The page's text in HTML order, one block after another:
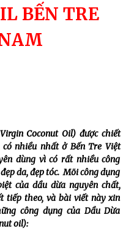
BẾN TRE
Coconut Oil) được chiết
nhiều nhất ở Bến Tre Việt
dùng vì có rất nhiều công
da, đẹp tóc. Mõi công dụng
của dầu dừa nguyên chất,
tiếp theo, và bài viết này xin
công dụng của Dầu Dừa
oil):